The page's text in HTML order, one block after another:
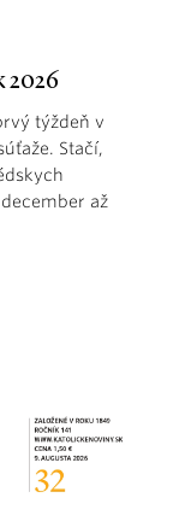
2026
týždeň v
Stačí,
až